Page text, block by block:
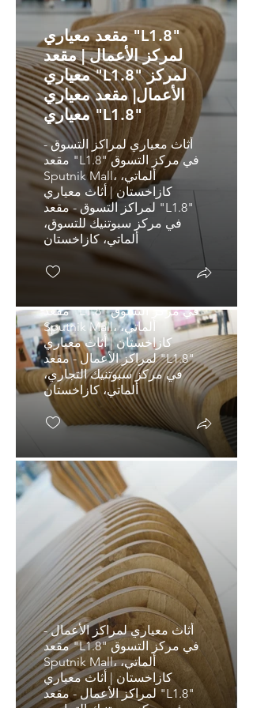
مقعد معياري "L1.8"
لمركز الأعمال | مقعد
معياري "L1.8" لمركز
الأعمال| مقعد معياري
معياري "L1.8"
أثاث معياري لمراكز التسوق -
مقعد "L1.8" في مركز التسوق
Sputnik Mall، ألماتي،
كازاخستان | أثاث معياري
لمراكز التسوق - مقعد "L1.8"
في مركز سبوتنيك للتسوق،
ألماتي، كازاخستان
مقعد معياري "L1.8"
لمركز التسوق | مقعد
معياري "L1.8" لمركز
التسوق
مقعد "L1.8" في مركز التسوق
Sputnik Mall، ألماتي،
كازاخستان | أثاث معياري
لمراكز الأعمال - مقعد "L1.8"
في مركز سبوتنيك التجاري،
ألماتي، كازاخستان
أثاث معياري لمراكز الأعمال -
مقعد "L1.8" في مركز التسوق
Sputnik Mall، ألماتي،
كازاخستان | أثاث معياري
لمراكز الأعمال - مقعد "L1.8"
مقعد معياري "L1.8"